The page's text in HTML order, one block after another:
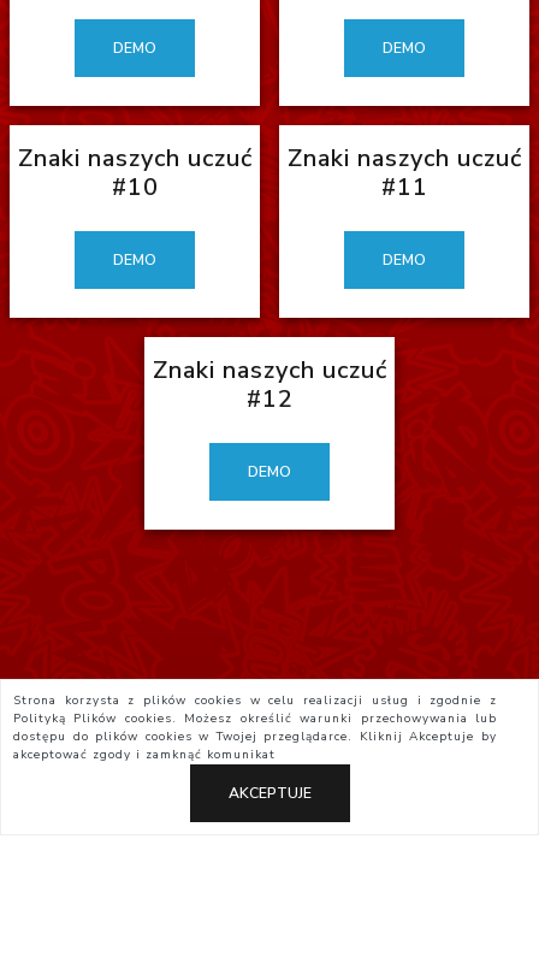
DEMO DEMO
Znaki naszych uczuć
#10
DEMO
Znaki naszych uczuć
#11
DEMO
Znaki naszych uczuć
#12
DEMO
Strona korzysta z plików cookies w celu realizacji usług i zgodnie z
Polityką Plików cookies. Możesz określić warunki przechowywania lub
dostępu do plików cookies w Twojej przeglądarce. KliknijAkceptuje by
akceptować zgody i zamknąć komunikat
AKCEPTUJE